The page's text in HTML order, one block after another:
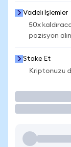
Vadeli İşlemler
50x
pozisyon
Stake Et
Kriptonuzu